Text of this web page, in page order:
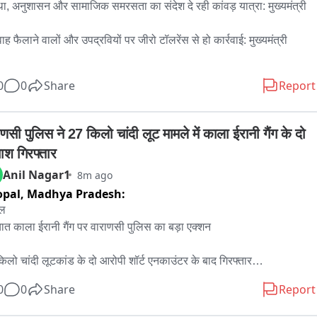
अनुशासन और सामाजिक समरसता का संदेश दे रही कांवड़ यात्रा: मुख्यमंत्री
फैलाने वालों और उपद्रवियों पर जीरो टॉलरेंस से हो कार्रवाई: मुख्यमंत्री
का निर्देश, उर्वरकों की उपलब्धता में न हो बाधा, कालाबाजारी पर रखें कड़ी
सुरक्षा सर्वोच्च प्राथमिकता, मिशन शक्ति को और प्रभावी बनाएं
क्षेत्रों में राहत कार्यों में न आए कोई कमी, तटबंधों की सुरक्षा बढ़ाएं, कटान
परिवारों को मिले तत्काल राहत
वाहनों की फिटनेस और चालकों का सत्यापन अनिवार्य करें: मुख्यमंत्री
0 Share Report
पुलिस ने 27 किलो चांदी लूट मामले में काला ईरानी गैंग के दो
गिरफ्तार
Anil Nagar1 8m ago
Madhya Pradesh:
काला ईरानी गैंग पर वाराणसी पुलिस का बड़ा एक्शन
चांदी लूटकांड के दो आरोपी शॉर्ट एनकाउंटर के बाद गिरफ्तार
और माशाअल्लाह के दोनों पैरों में लगी गोली, अस्पताल में इलाज जारी
0 Share Report